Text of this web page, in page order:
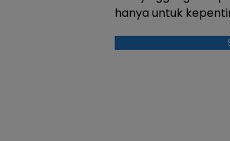
hanya untuk